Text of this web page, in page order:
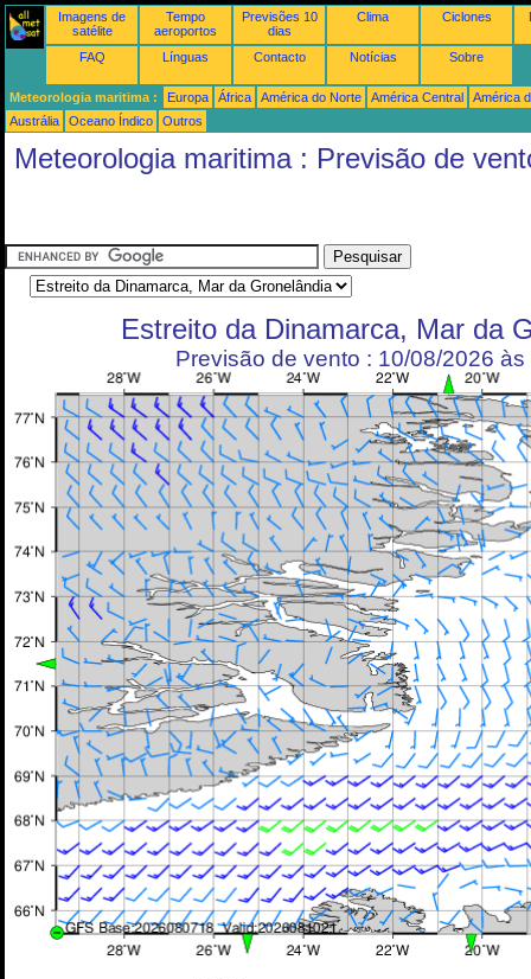
Imagens de
satélite
Tempo
aeroportos
Previsões 10
dias
Clima Ciclones
FAQ Línguas Contacto Notícias Sobre
Meteorologia maritima : Europa África América do Norte América Central
América
Austrália
Oceano Índico Outros
Meteorologia maritima : Previsão de
Estreito da Dinamarca, Mar da
Previsão de vento : 10/08/2026 às